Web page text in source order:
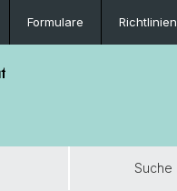
Formulare Richtlinien
Suche